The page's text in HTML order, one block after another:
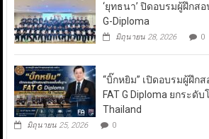
‘ยุทธนา’ ปิดอบรมผู้ฝึกส
G-Diploma
มิถุนายน 28, 2026 0
“บิ๊กหยิม” เปิดอบรมผู้ฝึ
FAT G Diploma ยกระดั
Thailand
มิถุนายน 25, 2026 0